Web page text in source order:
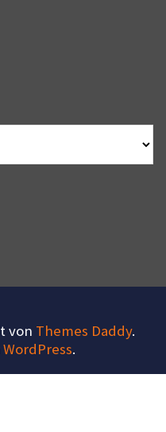
von Themes Daddy.
WordPress.